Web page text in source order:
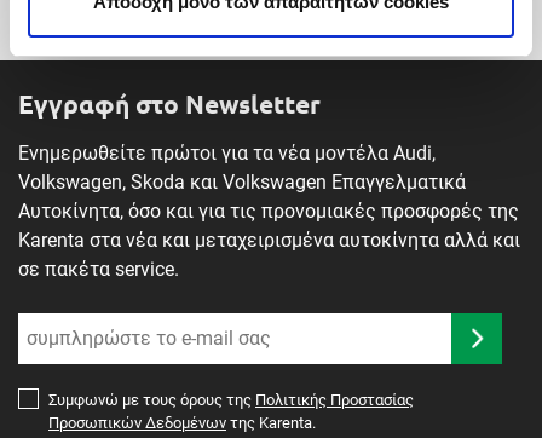
Εγγραφή στο Newsletter
Ενημερωθείτε πρώτοι για τα νέα μοντέλα Audi,
Volkswagen, Skoda και Volkswagen Επαγγελματικά
Αυτοκίνητα, όσο και για τις προνομιακές προσφορές της
Karenta στα νέα και μεταχειρισμένα αυτοκίνητα αλλά και
σε πακέτα service.
Συμφωνώ με τους όρους της Πολιτικής Προστασίας
Προσωπικών Δεδομένων της Karenta.